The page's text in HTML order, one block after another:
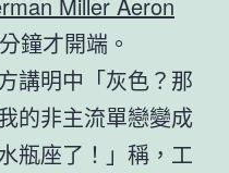
鐘才開端。
講明中「灰色？那
的非主流單戀變成
瓶座了！」稱，工